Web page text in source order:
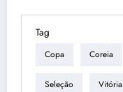
Tag
Copa Coreia
Seleção Vitória